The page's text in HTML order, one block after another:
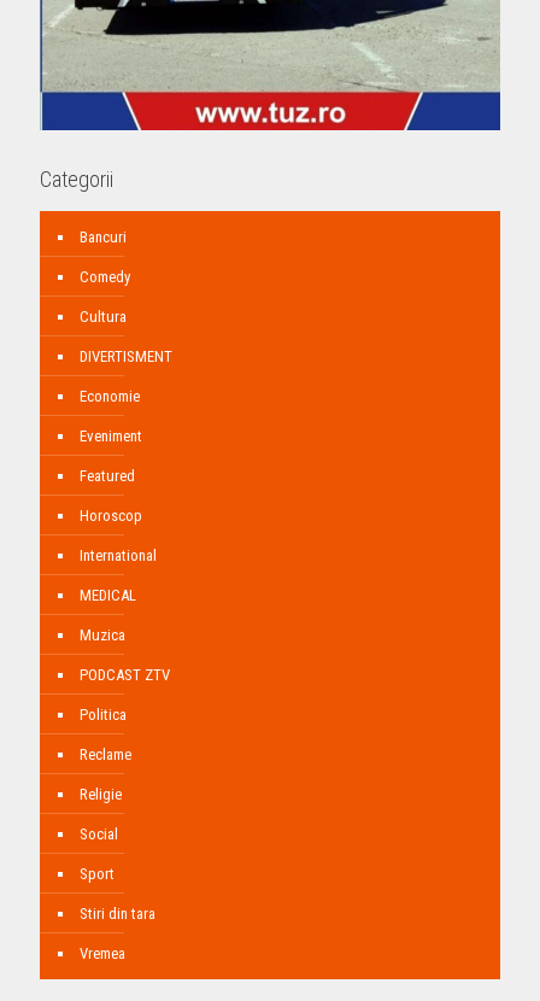
Categorii
Bancuri
Comedy
Cultura
DIVERTISMENT
Economie
Eveniment
Featured
Horoscop
International
MEDICAL
Muzica
PODCAST ZTV
Politica
Reclame
Religie
Social
Sport
Stiri din tara
Vremea